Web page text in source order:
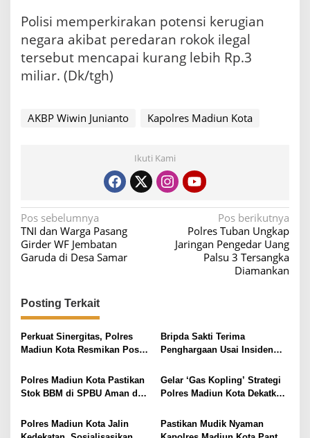
Polisi memperkirakan potensi kerugian
negara akibat peredaran rokok ilegal
tersebut mencapai kurang lebih Rp.3
miliar. (Dk/tgh)
AKBP Wiwin Junianto Kapolres Madiun Kota
Ikuti Kami
N
a
v
g
a
s
i
o
Pos sebelumnya
TNI dan Warga Pasang
Girder WF Jembatan
Garuda di Desa Samar
Pos berikutnya
Polres Tuban Ungkap
Jaringan Pengedar Uang
Palsu 3 Tersangka
Diamankan
Posting Terkait
Perkuat Sinergitas, Polres
Madiun Kota Resmikan Posko
Bripda Sakti Terima
Penghargaan Usai Insiden
Jalur
Polres Madiun Kota Pastikan
Stok BBM di SPBU Aman dan
Gelar ‘Gas Kopling’ Strategi
Polres Madiun Kota Dekatkan
Polres Madiun Kota Jalin
Pastikan Mudik Nyaman